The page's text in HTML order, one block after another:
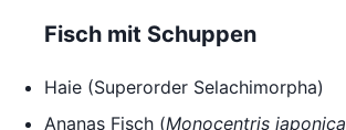
Fisch mit Schuppen
Haie (Superorder Selachimorpha)
Ananas Fisch (Monocentris japonica